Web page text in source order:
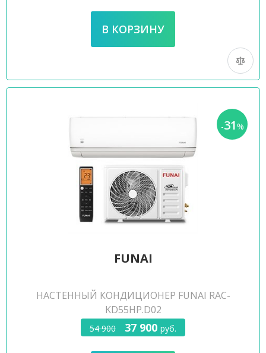
-31%
FUNAI
НАСТЕННЫЙ КОНДИЦИОНЕР FUNAI RAC-
KD55HP.D02
54 900 37 900 руб.